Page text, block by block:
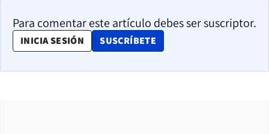
Para comentar este artículo debes ser suscriptor.
INICIA SESIÓN SUSCRÍBETE
OPENS IN NEW WINDOW